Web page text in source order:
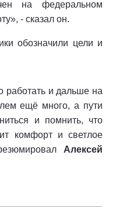
на федеральном
- сказал он.
обозначили цели и
работать и дальше на
ещё много, а пути
и помнить, что
комфорт и светлое
Алексей